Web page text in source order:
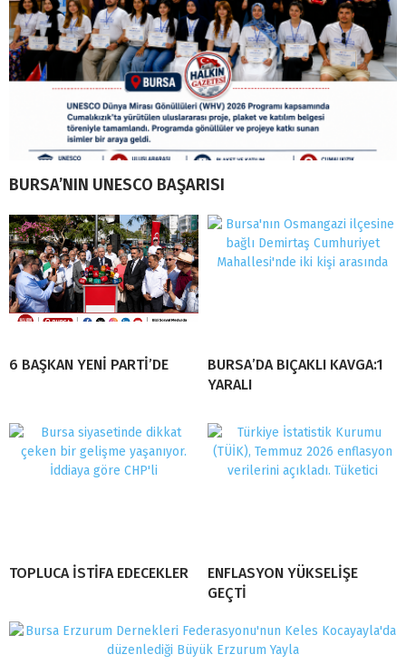
BURSA’NIN UNESCO BAŞARISI
6 BAŞKAN YENİ PARTİ’DE
BURSA’DA BIÇAKLI KAVGA:1
YARALI
TOPLUCA İSTİFA EDECEKLER
ENFLASYON YÜKSELİŞE
GEÇTİ